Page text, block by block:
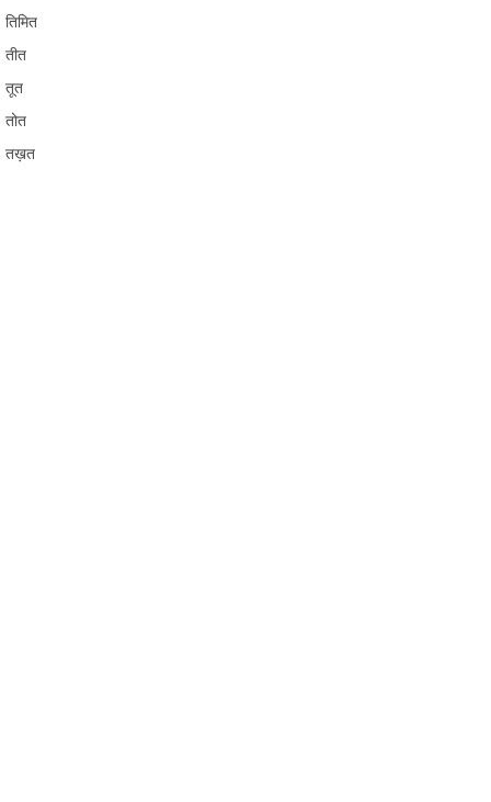
तिमित
तीत
तूत
तोत
तख़त